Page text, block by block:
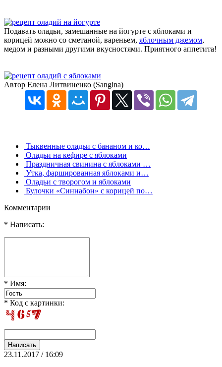
Подавать оладьи, замешанные на йогурте с яблоками и
корицей можно со сметаной, вареньем, яблочным джемом,
медом и разными другими вкусностями. Приятного аппетита!
Автор Елена Литвиненко (Sangina)
Тыквенные оладьи с бананом и ко…
Оладьи на кефире с яблоками
Праздничная свинина с яблоками …
Утка, фаршированная яблоками и…
Оладьи с творогом и яблоками
Булочки «Синнабон» с корицей по…
Комментарии
* Написать:
* Имя:
* Код с картинки:
23.11.2017 / 16:09